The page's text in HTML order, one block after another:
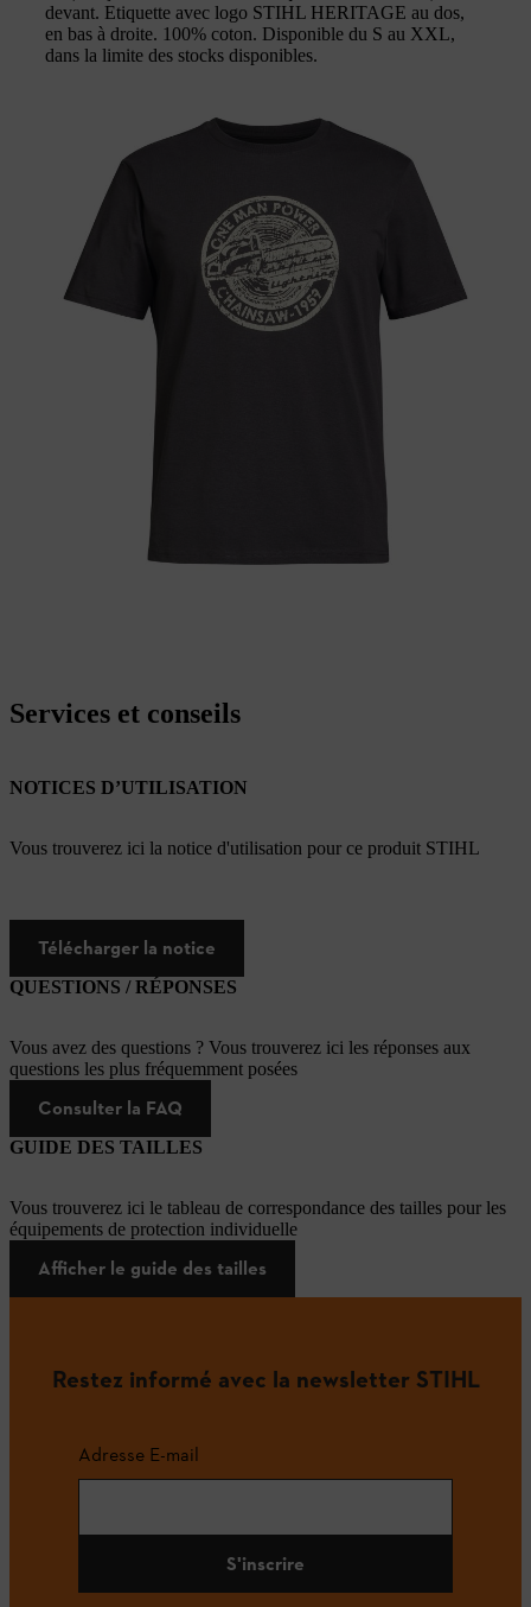
devant. Etiquette avec logo STIHL HERITAGE au dos,
en bas à droite. 100% coton. Disponible du S au XXL,
dans la limite des stocks disponibles.
Services et conseils
NOTICES D’UTILISATION
Vous trouverez ici la notice d'utilisation pour ce produit STIHL
Télécharger la notice
QUESTIONS / RÉPONSES
Vous avez des questions ? Vous trouverez ici les réponses aux
questions les plus fréquemment posées
Consulter la FAQ
GUIDE DES TAILLES
Vous trouverez ici le tableau de correspondance des tailles pour les
équipements de protection individuelle
Afficher le guide des tailles
Restez informé avec la newsletter STIHL
Adresse E-mail
S'inscrire